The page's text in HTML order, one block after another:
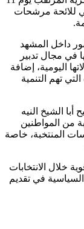
للائحة مرشحات
داخل المشهد
في مجال تدبير
اليومية، إضافة
تهم التنمية
الشيخ النيه
من المواطنين
المنتخبة، خاصة
خلال الانتخابات
في تقديم